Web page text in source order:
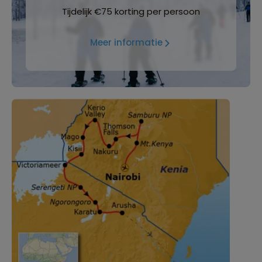
Tijdelijk €75 korting per persoon
Meer informatie